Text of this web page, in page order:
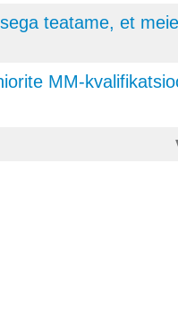
teatame, et
MM-